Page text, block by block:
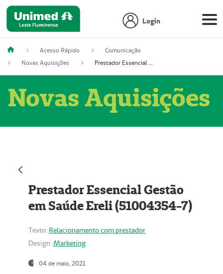
Login
Acesso Rápido
Comunicação
Novas Aquisições
Prestador Essencial Gestão em Saúde Ereli (51004354-7)
Novas Aquisições
Prestador Essencial Gestão
em Saúde Ereli (51004354-7)
Texto: Relacionamento com prestador
Design: Marketing
04 de maio, 2021